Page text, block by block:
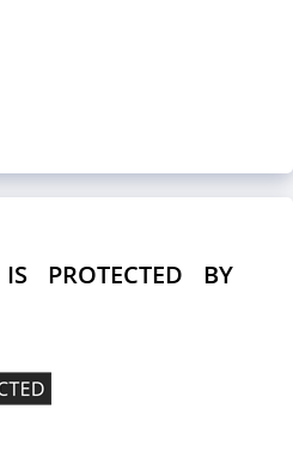
PROTECTED BY